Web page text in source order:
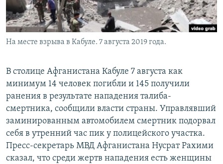
На месте взрыва в Кабуле. 7 августа 2019 года.
В столице Афганистана Кабуле 7 августа как
минимум 14 человек погибли и 145 получили
ранения в результате нападения талиба-
смертника, сообщили власти страны. Управлявший
заминированным автомобилем смертник подорвал
себя в утренний час пик у полицейского участка.
Пресс-секретарь МВД Афганистана Нусрат Рахими
сказал, что среди жертв нападения есть женщины